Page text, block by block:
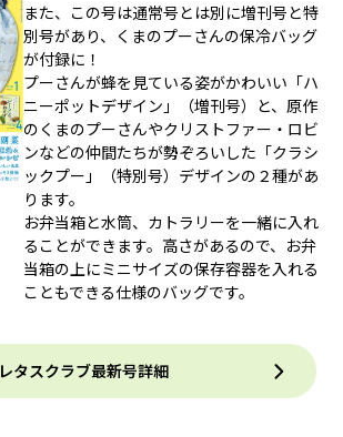
また、この号は通常号とは別に増刊号と特
別号があり、くまのプーさんの保冷バッグ
が付録に！
プーさんが蜂を見ている姿がかわいい「ハ
ニーポットデザイン」（増刊号）と、原作
のくまのプーさんやクリストファー・ロビ
ンなどの仲間たちが勢ぞろいした「クラシ
ックプー」（特別号）デザインの２種があ
ります。
お弁当箱と水筒、カトラリーを一緒に入れ
ることができます。高さがあるので、お弁
当箱の上にミニサイズの保存容器を入れる
こともできる仕様のバッグです。
レタスクラブ最新号詳細